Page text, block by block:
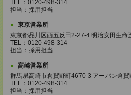
TEL：0120-498-314
担当：採用担当
東京営業所
東京都品川区西五反田2-27-4 明治安田生命
TEL：0120-498-314
担当：採用担当
高崎営業所
群馬県高崎市倉賀野町4670-3 アーバン倉
TEL：0120-498-314
担当：採用担当